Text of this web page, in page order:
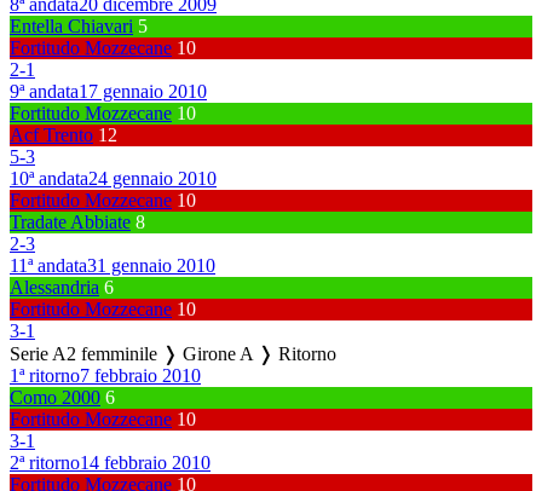
Entella Chiavari 5
Fortitudo Mozzecane 10
2-1
9ª andata17 gennaio 2010
Fortitudo Mozzecane 10
Acf Trento 12
5-3
10ª andata24 gennaio 2010
Fortitudo Mozzecane 10
Tradate Abbiate 8
2-3
11ª andata31 gennaio 2010
Alessandria 6
Fortitudo Mozzecane 10
3-1
Serie A2 femminile ❭ Girone A ❭ Ritorno
1ª ritorno7 febbraio 2010
Como 2000 6
Fortitudo Mozzecane 10
3-1
2ª ritorno14 febbraio 2010
Fortitudo Mozzecane 10